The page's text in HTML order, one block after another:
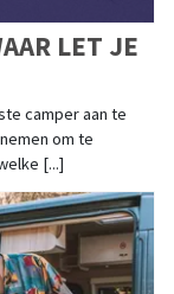
LET JE
camper aan te
om te
[...]